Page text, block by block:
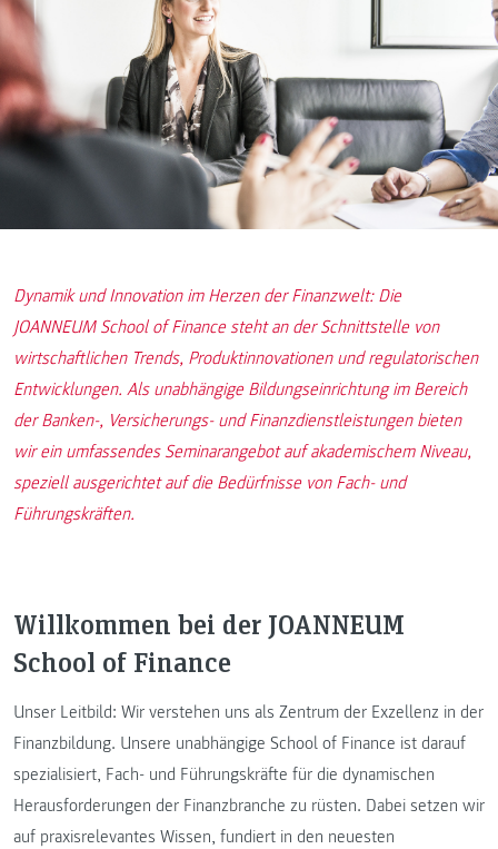
Dynamik und Innovation im Herzen der Finanzwelt: Die
JOANNEUM School of Finance steht an der Schnittstelle von
wirtschaftlichen Trends, Produktinnovationen und regulatorischen
Entwicklungen. Als unabhängige Bildungseinrichtung im Bereich
der Banken-, Versicherungs- und Finanzdienstleistungen bieten
wir ein umfassendes Seminarangebot auf akademischem Niveau,
speziell ausgerichtet auf die Bedürfnisse von Fach- und
Führungskräften.
Willkommen bei der JOANNEUM
School of Finance
Unser Leitbild: Wir verstehen uns als Zentrum der Exzellenz in der
Finanzbildung. Unsere unabhängige School of Finance ist darauf
spezialisiert, Fach- und Führungskräfte für die dynamischen
Herausforderungen der Finanzbranche zu rüsten. Dabei setzen wir
auf praxisrelevantes Wissen, fundiert in den neuesten